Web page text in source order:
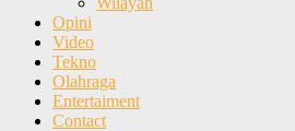
Opini
Video
Tekno
Olahraga
Entertaiment
Contact